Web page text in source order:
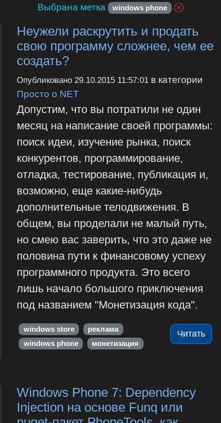
Выбрана метка windows phone
Неужели раскрутить и продать
свою программу сложнее, чем ее
создать?
Опубликовано 29.10.2015 11:57:01в категории
Просто о NET
Допустим, что вы потратили не один
месяц на написание своей программы:
поиск идеи, изучение рынка, поиск
конкурентов, программирование,
отладка, тестирование, публикация и,
возможно, еще какие-нибудь
дополнительные телодвижения. В
общем, вы проделали не малый путь,
но смею вас заверить, что это даже не
половина пути к финансовому успеху
программного продукта. Это всего
лишь начало большого приключения
под названием "Монетизация кода".
Читать
windows store
реклама
windows phone
монетизация
Windows Phone 7: Dependency
Injection на основе Funq или